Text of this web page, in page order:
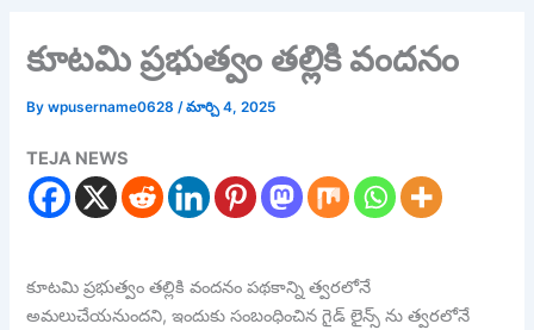
కూటమి ప్రభుత్వం తల్లికి వందనం
Bywpusername0628/మార్చి 4, 2025
TEJA NEWS
కూటమి ప్రభుత్వం తల్లికి వందనం పథకాన్ని త్వరలోనే
అమలుచేయనుందని, ఇందుకు సంబంధించిన గైడ్ లైన్స్ ను త్వరలోనే